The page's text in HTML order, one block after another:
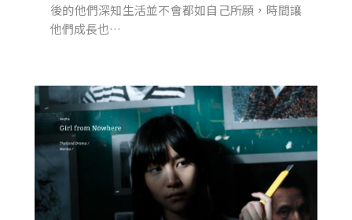
後的他們深知生活並不會都如自己所願，時間讓
他們成長也…